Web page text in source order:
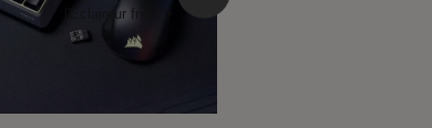
l'Éclaireur fnac">